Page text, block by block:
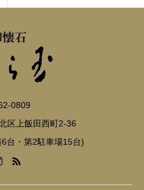
0809
区上飯田西町2-36
台・第2駐車場15台)